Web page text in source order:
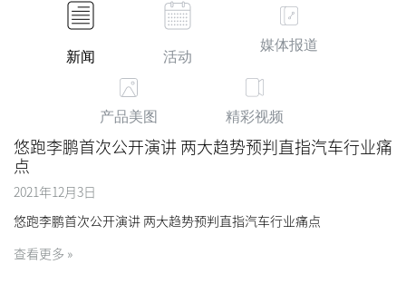
新闻 活动
媒体报道
产品美图 精彩视频
悠跑李鹏首次公开演讲 两大趋势预判直指汽车行业痛
点
2021年12月3日
悠跑李鹏首次公开演讲 两大趋势预判直指汽车行业痛点
查看更多 »